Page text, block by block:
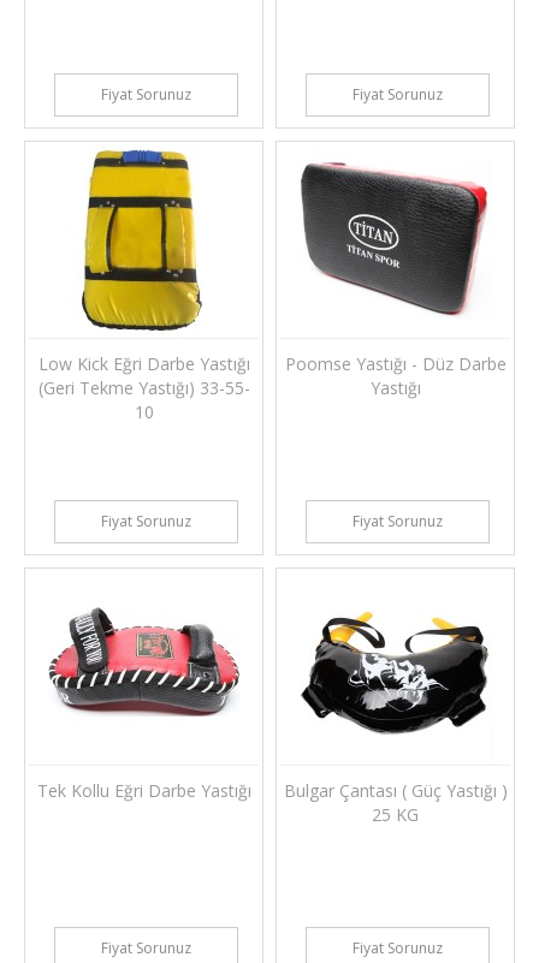
Fiyat Sorunuz Fiyat Sorunuz
Low Kick Eğri Darbe Yastığı
(Geri Tekme Yastığı) 33-55-
10
Fiyat Sorunuz
Poomse Yastığı - Düz Darbe
Yastığı
Fiyat Sorunuz
Tek Kollu Eğri Darbe Yastığı
Fiyat Sorunuz
Bulgar Çantası ( Güç Yastığı )
25 KG
Fiyat Sorunuz